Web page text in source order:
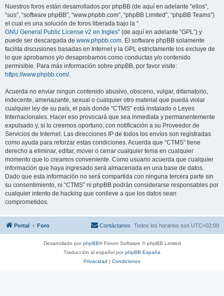
Nuestros foros están desarrollados por phpBB (de aquí en adelante “ellos”,
“sus”, “software phpBB”, “www.phpbb.com”, “phpBB Limited”, “phpBB Teams”)
el cual es una solución de foros liberada bajo la “
GNU General Public License v2 en Ingles” (de aquí en adelante “GPL”) y
puede ser descargada de www.phpbb.com. El software phpBB solamente
facilita discusiones basadas en Internet y la GPL estrictamente los excluye de
lo que aprobamos y/o desaprobamos como conductas y/o contenido
permisible. Para más información sobre phpBB, por favor visite:
https://www.phpbb.com/.
Acuerda no enviar ningun contenido abusivo, obsceno, vulgar, difamatorio,
indecente, amenazante, sexual o cualquier otro material que pueda violar
cualquier ley de su país, el país donde “CTMS” está instalado o Leyes
Internacionales. Hacer eso provocará que sea inmediata y permanentemente
expulsado y, si lo creemos oportuno, con notificación a su Proveedor de
Servicios de Internet. Las direcciones IP de todos los envíos son registradas
como ayuda para reforzar estas condiciones. Acuerda que “CTMS” tiene
derecho a eliminar, editar, mover o cerrar cualquier tema en cualquier
momento que lo creamos conveniente. Como usuario acuerda que cualquier
información que haya ingresado será almacenada en una base de datos.
Dado que esta información no será compartida con ninguna tercera parte sin
su consentimiento, ni “CTMS” ni phpBB podrán considerarse responsables por
cualquier intento de hacking que conlleve a que los datos sean
comprometidos.
Portal Foro Todos los horarios son UTC+02:00
Contáctanos
Desarrollado porphpBB® Forum Software © phpBB Limited
Traducción al español porphpBB España
Privacidad | Condiciones